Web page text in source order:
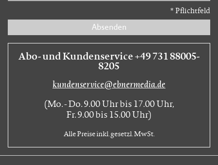
* Pflichtfeld
Absenden
Abo- und Kundenservice +49 731 88005-
8205
kundenservice@ebnermedia.de
(Mo. - Do. 9.00 Uhr bis 17.00 Uhr,
Fr. 9.00 bis 15.00 Uhr)
Alle Preise inkl. gesetzl. MwSt.